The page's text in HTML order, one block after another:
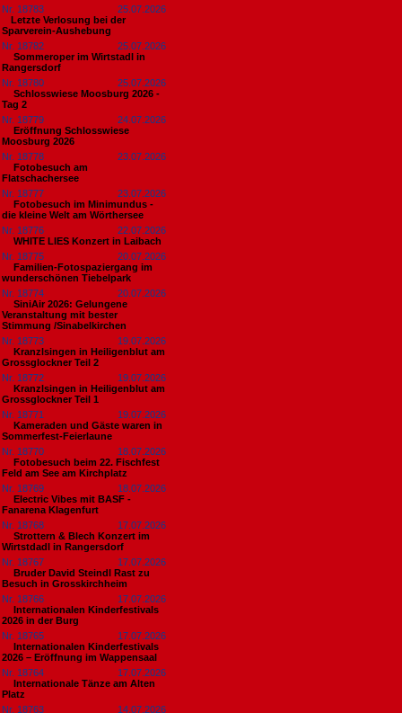
Nr. 18783
25.07.2026
​Letzte Verlosung bei der
Sparverein-Aushebung
Nr. 18782
25.07.2026
Sommeroper im Wirtstadl in
Rangersdorf
Nr. 18780
25.07.2026
Schlosswiese Moosburg 2026 -
Tag 2
Nr. 18779
24.07.2026
Eröffnung Schlosswiese
Moosburg 2026
Nr. 18778
23.07.2026
Fotobesuch am
Flatschachersee
Nr. 18777
23.07.2026
Fotobesuch im Minimundus -
die kleine Welt am Wörthersee
Nr. 18776
22.07.2026
WHITE LIES Konzert in Laibach
Nr. 18775
20.07.2026
Familien-Fotospaziergang im
wunderschönen Tiebelpark
Nr. 18774
20.07.2026
SiniAir 2026: Gelungene
Veranstaltung mit bester
Stimmung /Sinabelkirchen
Nr. 18773
19.07.2026
Kranzlsingen in Heiligenblut am
Grossglockner Teil 2
Nr. 18772
19.07.2026
Kranzlsingen in Heiligenblut am
Grossglockner Teil 1
Nr. 18771
19.07.2026
Kameraden und Gäste waren in
Sommerfest-Feierlaune
Nr. 18770
18.07.2026
Fotobesuch beim 22. Fischfest
Feld am See am Kirchplatz
Nr. 18769
18.07.2026
Electric Vibes mit BASF -
Fanarena Klagenfurt
Nr. 18768
17.07.2026
Strottern & Blech Konzert im
Wirtstdadl in Rangersdorf
Nr. 18767
17.07.2026
Bruder David Steindl Rast zu
Besuch in Grosskirchheim
Nr. 18766
17.07.2026
Internationalen Kinderfestivals
2026 in der Burg
Nr. 18765
17.07.2026
Internationalen Kinderfestivals
2026 – Eröffnung im Wappensaal
Nr. 18764
17.07.2026
Internationale Tänze am Alten
Platz
Nr. 18763
14.07.2026